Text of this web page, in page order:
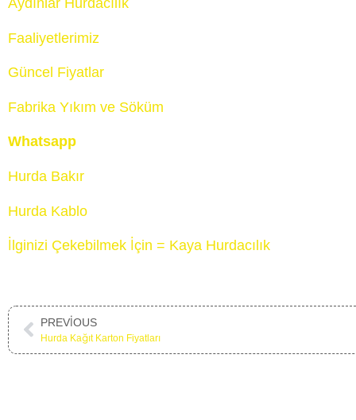
Aydınlar Hurdacılık
Faaliyetlerimiz
Güncel Fiyatlar
Fabrika Yıkım ve Söküm
Whatsapp
Hurda Bakır
Hurda Kablo
İlginizi Çekebilmek İçin = Kaya Hurdacılık
PREVIOUS
Hurda Kağıt Karton Fiyatları